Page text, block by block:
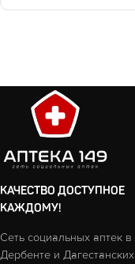
КАЧЕСТВО ДОСТУПНОЕ
КАЖДОМУ!
Сеть социальных аптек в
Дербенте и Дагестанских